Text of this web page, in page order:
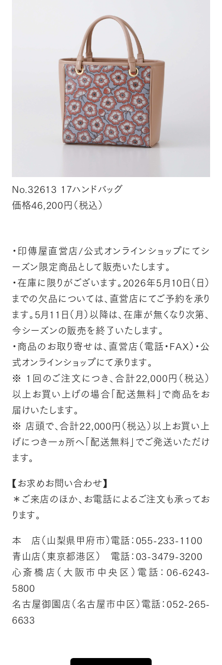
No.32613 17ハンドバッグ
価格46,200円（税込）
・印傳屋直営店/公式オンラインショップにてシ
ーズン限定商品として販売いたします。
・在庫に限りがございます。2026年5月10日（日）
までの欠品については、直営店にてご予約を承り
ます。 5月11日（月）以降は、在庫が無くなり次第、
今シーズンの販売を終了いたします。
・商品のお取り寄せは、直営店（電話・FAX）・公
式オンラインショップにて承ります。
※ 1回のご注文につき、合計22,000円（税込）
以上お買い上げの場合「配送無料」で商品をお
届けいたします。
※ 店頭で、合計22,000円（税込）以上お買い上
げにつき一ヵ所へ「配送無料」でご発送いただけ
ます。
【お求めお問い合わせ】
＊ご来店のほか、お電話によるご注文も承ってお
ります。
本 店（山梨県甲府市）電話：055-233-1100
青山店（東京都港区） 電話：03-3479-3200
心斎橋店（大阪市中央区）電話：06-6243-
5800
名古屋御園店（名古屋市中区）電話：052-265-
6633